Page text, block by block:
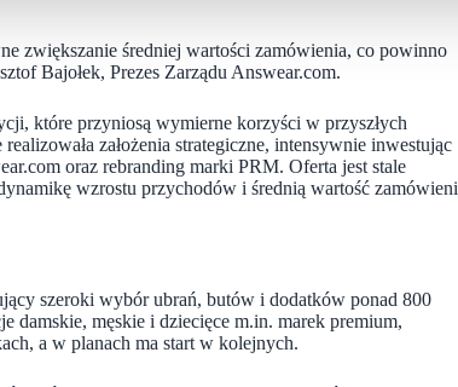
zwiększanie średniej wartości zamówienia, co powinno
Bajołek, Prezes Zarządu Answear.com.
które przyniosą wymierne korzyści w przyszłych
założenia strategiczne, intensywnie inwestując
oraz rebranding marki PRM. Oferta jest stale
wzrostu przychodów i średnią wartość
szeroki wybór ubrań, butów i dodatków ponad 800
damskie, męskie i dziecięce m.in. marek premium,
a w planach ma start w kolejnych.